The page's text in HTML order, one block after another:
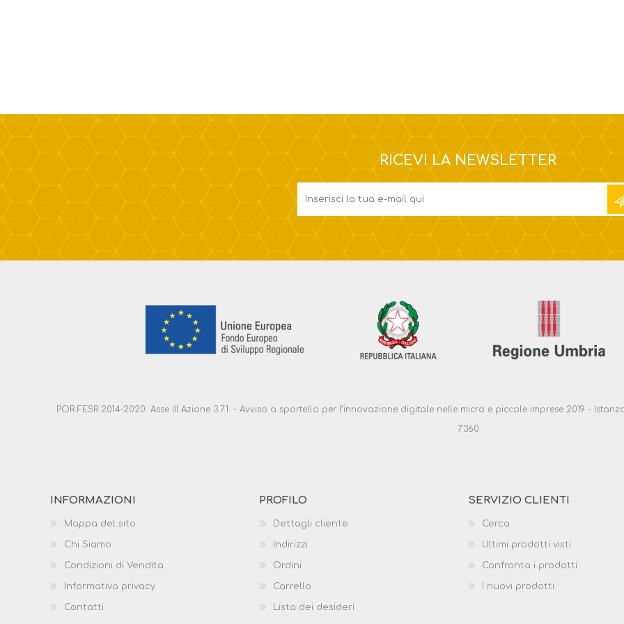
RICEVI LA NEWSLETTER
POR FESR 2014-2020. Asse III Azione 3.7.1. - Avviso a sportello per l’innovazione digitale nelle micro e piccole imprese 2019 -
7.360
INFORMAZIONI
Mappa del sito
Chi Siamo
Condizioni di Vendita
Informativa privacy
Contatti
PROFILO
Dettagli cliente
Indirizzi
Ordini
Carrello
Lista dei desideri
SERVIZIO CLIENTI
Cerca
Ultimi prodotti visti
Confronta i prodotti
I nuovi prodotti